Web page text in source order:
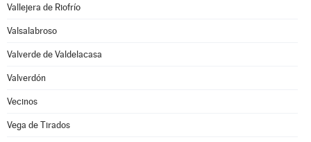
Vallejera de Riofrío
Valsalabroso
Valverde de Valdelacasa
Valverdón
Vecinos
Vega de Tirados